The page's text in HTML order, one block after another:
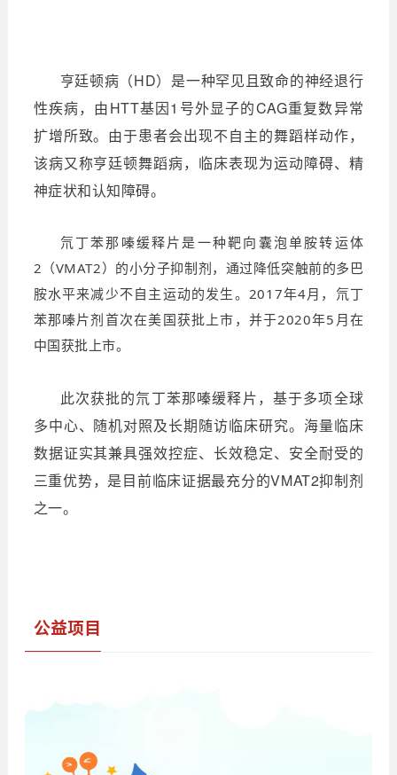
亨廷顿病（HD）是一种罕见且致命的神经退行
性疾病，由HTT基因1号外显子的CAG重复数异常
扩增所致。由于患者会出现不自主的舞蹈样动作，
该病又称亨廷顿舞蹈病，临床表现为运动障碍、精
神症状和认知障碍。
氘丁苯那嗪缓释片是一种靶向 囊泡单胺转运体
2（VMAT2）的小分子抑制剂，通过降低突触前的多巴
胺水平来减少不自主运动的发生。2017年4月，氘丁
苯那嗪片剂首次在美国获批上市，并于2020年5月在
中国获批上市。
此次获批的氘丁苯那嗪缓释片，基于多项全球
多中心、随机对照及长期随访临床研究。海量临床
数据证实其兼具强效控症、长效稳定、安全耐受的
三重优势，是目前临床证据最充分的VMAT2抑制剂
之一。
公益项目